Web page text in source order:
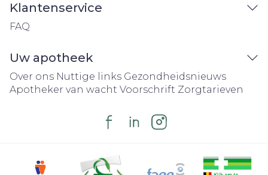
Klantenservice
FAQ
Uw apotheek
Over ons Nuttige links Gezondheidsnieuws
Apotheker van wacht Voorschrift Zorgtarieven